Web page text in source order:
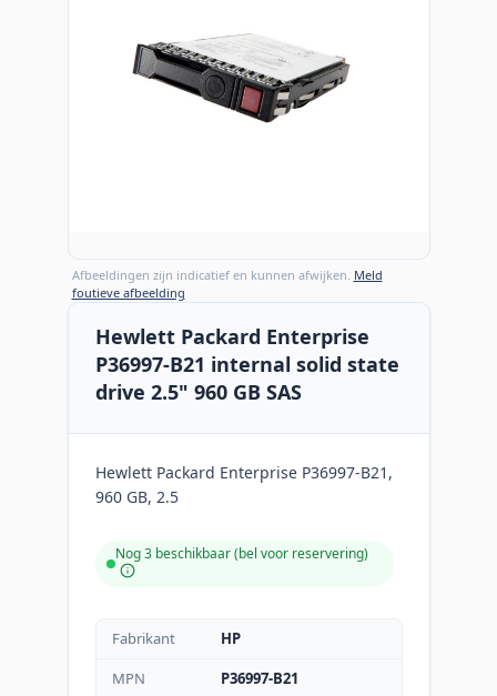
Afbeeldingen zijn indicatief en kunnen afwijken. Meld
foutieve afbeelding
Hewlett Packard Enterprise
P36997-B21 internal solid state
drive 2.5" 960 GB SAS
Hewlett Packard Enterprise P36997-B21,
960 GB, 2.5
Nog 3 beschikbaar (bel voor reservering)
Fabrikant
HP
MPN
P36997-B21